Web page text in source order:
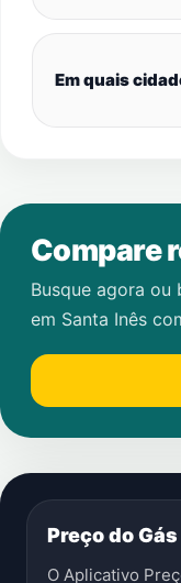
Em quais
Compare
Busque agora
em Santa Inês
Preço do Gás
O Aplicativo